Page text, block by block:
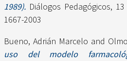
1989). Diálogos Pedagógicos,
1667-2003
Bueno, Adrián Marcelo and
uso del modelo